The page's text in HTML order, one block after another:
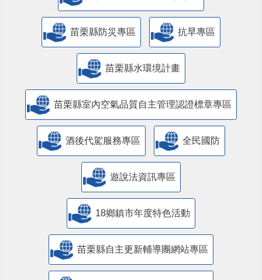
苗栗縣防災專區 抗旱專區
苗栗縣水環境計畫
苗栗縣室內空氣品質自主管理認證標章專區
酒後代駕服務專區 全民國防
遊說法資訊專區
18鄉鎮市年度特色活動
苗栗縣自主更新輔導團網站專區